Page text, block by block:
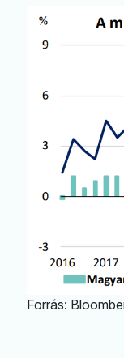
Forrás: